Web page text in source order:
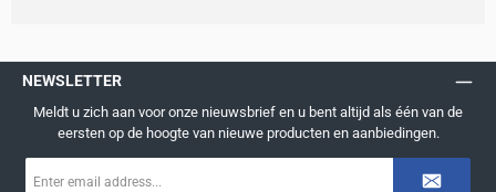
NEWSLETTER
Meldt u zich aan voor onze nieuwsbrief en u bent altijd als één van de
eersten op de hoogte van nieuwe producten en aanbiedingen.
mailadres